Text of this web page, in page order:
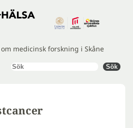
medicinsk forskning i Skåne
Sök Sök